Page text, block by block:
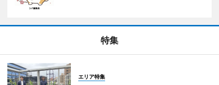
特集
エリア特集